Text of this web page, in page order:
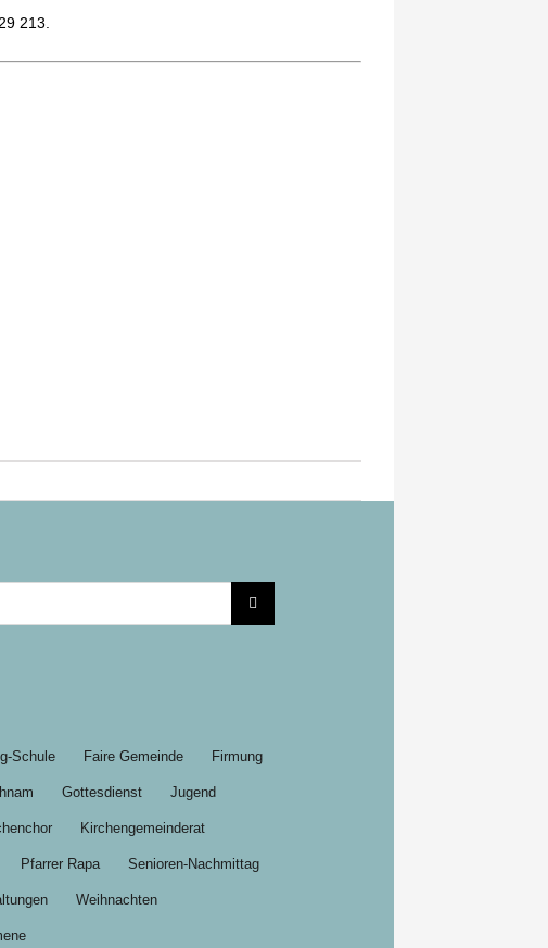
213.
Schule Faire Gemeinde Firmung
Gottesdienst Jugend
Kirchengemeinderat
Pfarrer Rapa Senioren-Nachmittag
Weihnachten